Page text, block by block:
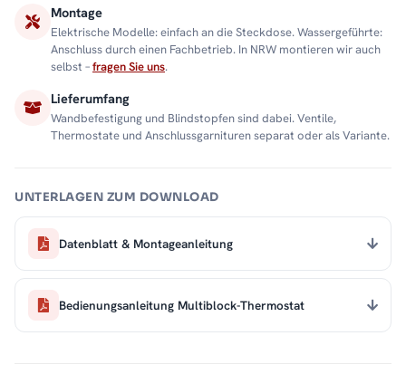
Montage
Elektrische Modelle: einfach an die Steckdose. Wassergeführte:
Anschluss durch einen Fachbetrieb. In NRW montieren wir auch
selbst –fragen Sie uns.
Lieferumfang
Wandbefestigung und Blindstopfen sind dabei. Ventile,
Thermostate und Anschlussgarnituren separat oder als Variante.
UNTERLAGEN ZUM DOWNLOAD
Datenblatt & Montageanleitung
Bedienungsanleitung Multiblock-Thermostat